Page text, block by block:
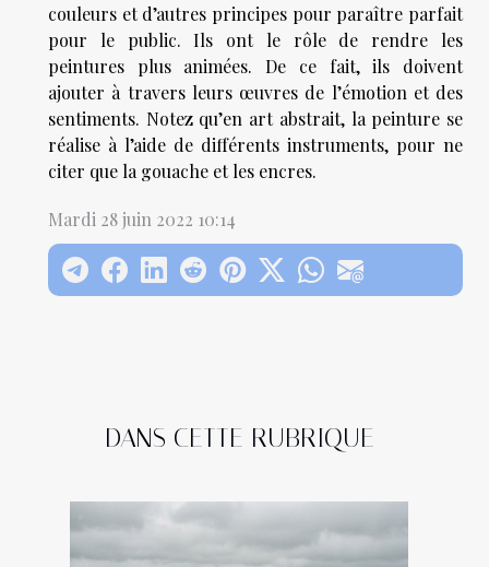
DANS CETTE RUBRIQUE
couleurs et d’autres principes pour paraître parfait
pour le public. Ils ont le rôle de rendre les
peintures plus animées. De ce fait, ils doivent
ajouter à travers leurs œuvres de l’émotion et des
sentiments. Notez qu’en art abstrait, la peinture se
réalise à l’aide de différents instruments, pour ne
citer que la gouache et les encres.
Mardi 28 juin 2022 10:14